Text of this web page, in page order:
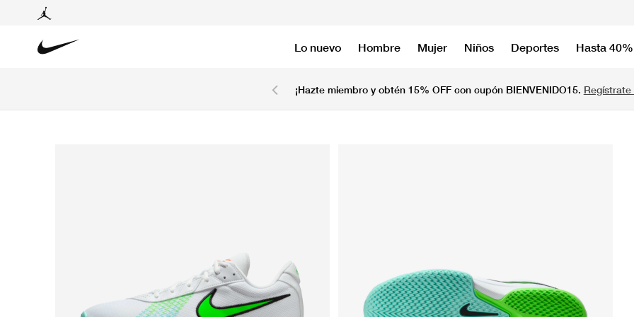
Lo nuevo Hombre Mujer Niños Deportes Hasta
¡Hazte miembro y obtén 15% OFF con cupón BIENVENIDO15. Regístrate